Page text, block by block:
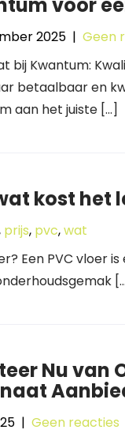
2025 | Geen
bij Kwantum:
betaalbaar en
aan het juiste […]
kost het
prijs, pvc,wat
Een PVC vloer
Nu van
| Geen reacties